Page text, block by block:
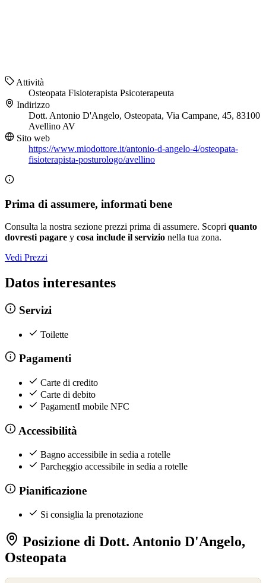
Attività
Osteopata Fisioterapista Psicoterapeuta
Indirizzo
Dott. Antonio D'Angelo, Osteopata, Via Campane, 45, 83100
Avellino AV
Sito web
https://www.miodottore.it/antonio-d-angelo-4/osteopata-
fisioterapista-posturologo/avellino
Prima di assumere, informati bene
Consulta la nostra sezione prezzi prima di assumere. Scopri quanto
dovresti pagare y cosa include il servizio nella tua zona.
Vedi Prezzi
Datos interesantes
Servizi
Toilette
Pagamenti
Carte di credito
Carte di debito
PagamentI mobile NFC
Accessibilità
Bagno accessibile in sedia a rotelle
Parcheggio accessibile in sedia a rotelle
Pianificazione
Si consiglia la prenotazione
Posizione di Dott. Antonio D'Angelo,
Osteopata